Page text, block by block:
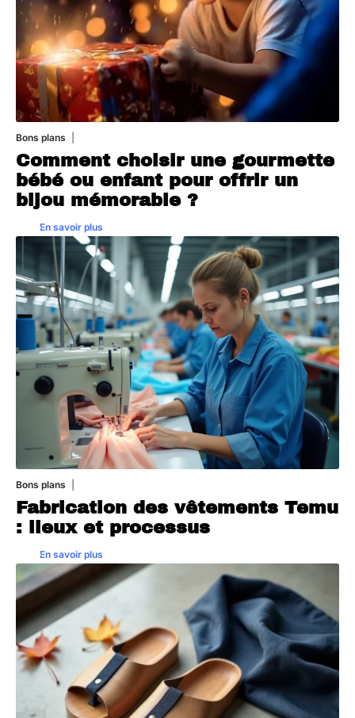
Bons plans
Comment choisir une gourmette
bébé ou enfant pour offrir un
bijou mémorable ?
En savoir plus
Bons plans
Fabrication des vêtements Temu
: lieux et processus
En savoir plus